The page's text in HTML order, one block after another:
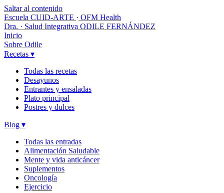
Saltar al contenido
Escuela CUID-ARTE · OFM Health
Dra. · Salud Integrativa ODILE FERNÁNDEZ
Inicio
Sobre Odile
Recetas ▾
Todas las recetas
Desayunos
Entrantes y ensaladas
Plato principal
Postres y dulces
Blog ▾
Todas las entradas
Alimentación Saludable
Mente y vida anticáncer
Suplementos
Oncología
Ejercicio